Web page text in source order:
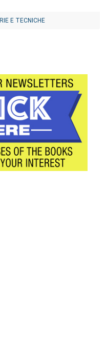
E TECNICHE